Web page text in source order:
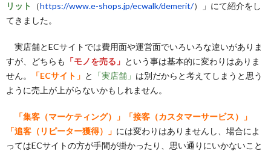
リット
（https://www.e-shops.jp/ecwalk/demerit/）」にて紹介をし
てきました。
実店舗とECサイトでは費用面や運営面でいろいろな違いがありま
すが、どちらも 「モノを売る」 という事は基本的に変わりはありま
せん。
「ECサイト」 と 「実店舗」 は別だからと考えてしまうと思う
ように売上が上がらないかもしれません。
「集客（マーケティング）」「接客（カスタマーサービス）」
「追客（リピーター獲得）」 には変わりはありませんし、場合によ
ってはECサイトの方が手間が掛かったり、思い通りにいかないこと